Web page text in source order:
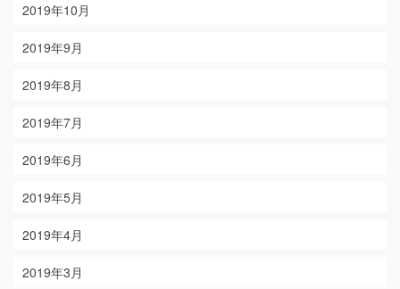
2019年10月
2019年9月
2019年8月
2019年7月
2019年6月
2019年5月
2019年4月
2019年3月